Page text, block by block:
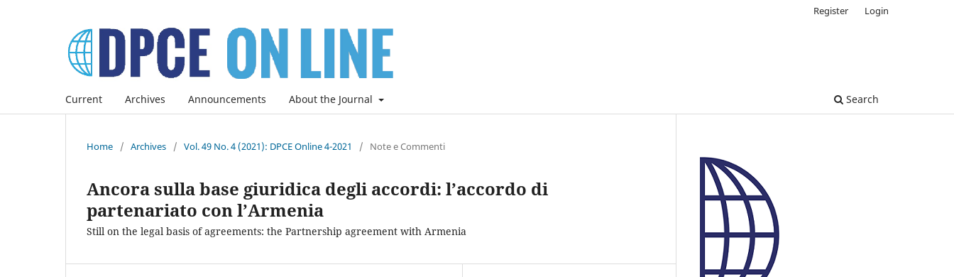
Current Archives Announcements About the Journal Search
Register Login
Home / Archives / Vol. 49 No. 4 (2021): DPCE Online 4-2021 / Note e Commenti
Ancora sulla base giuridica degli accordi: l’accordo di
partenariato con l’Armenia
Still on the legal basis of agreements: the Partnership agreement with Armenia